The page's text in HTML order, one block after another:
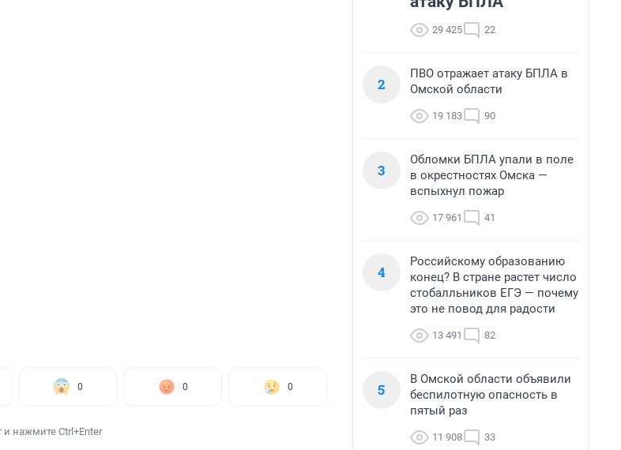
0 0 0
нажмите Ctrl+Enter
29 425 22
2
ПВО отражает атаку БПЛА в
Омской области
19 183 90
3
Обломки БПЛА упали в поле
в окрестностях Омска —
вспыхнул пожар
17 961 41
4
Российскому образованию
конец? В стране растет число
стобалльников ЕГЭ — почему
это не повод для радости
13 491 82
5
В Омской области объявили
беспилотную опасность в
пятый раз
11 908 33